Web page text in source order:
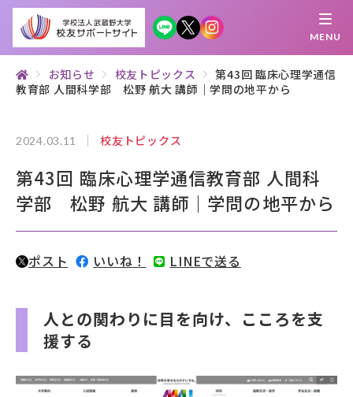
MENU
集 う 学 ぶ 知 る 探 す
母校について
むらさき会・くれない会について
お知らせ
武蔵野マガジン
創立100周年記念事業
募財（寄付）
お知らせ 校友トピックス
第43回 臨床心理学通信
教育部 人間科学部 松野 航大 講師｜学問の地平から
2024.03.11 校友トピックス
第43回 臨床心理学通信教育部 人間科
学部 松野 航大 講師｜学問の地平から
ポスト いいね！ LINEで送る
人との関わりに目を向け、こころを支
援する